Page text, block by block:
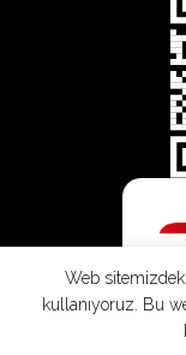
Web
kullanıyoruz. Bu